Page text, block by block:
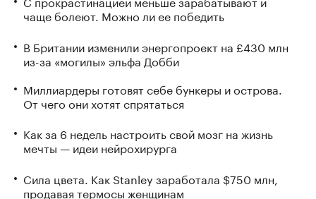
чаще болеют. Можно ли ее победить
В Британии изменили энергопроект на £430 млн
из-за «могилы» эльфа Добби
Миллиардеры готовят себе бункеры и острова.
От чего они хотят спрятаться
Как за 6 недель настроить свой мозг на жизнь
мечты — идеи нейрохирурга
Сила цвета. Как Stanley заработала $750 млн,
продавая термосы женщинам